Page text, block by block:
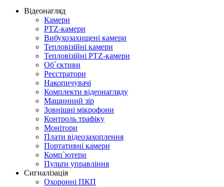
Відеонагляд
Камери
PTZ-камери
Вибухозахищені камери
Тепловізійні камери
Тепловізійні PTZ-камери
Об`єктиви
Реєстратори
Накопичувачі
Комплекти відеонагляду
Машинний зір
Зовнішні мікрофони
Контроль трафіку
Монітори
Плати відеозахоплення
Портативні камери
Комп`ютери
Пульти управління
Сигналізація
Охоронні ПКП